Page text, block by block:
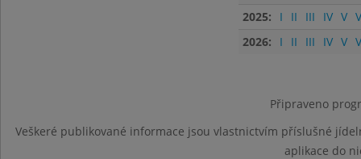
2025:
I II III IV V
2026:
I II III IV V
Připraveno
Veškeré publikované informace jsou vlastnictvím příslušné
aplikace do